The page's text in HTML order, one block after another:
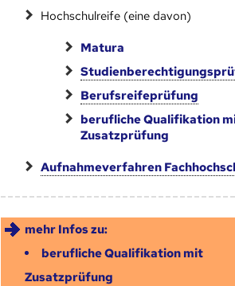
Hochschulreife (eine davon)
Matura
Berufsreifeprüfung
berufliche Qualifikation
Zusatzprüfung
Aufnahmeverfahren
mehr Infos zu:
berufliche Qualifikation mit
Zusatzprüfung